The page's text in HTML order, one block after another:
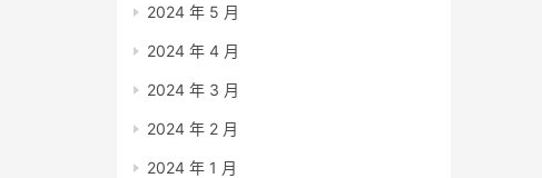
2024 年 5 月
2024 年 4 月
2024 年 3 月
2024 年 2 月
2024 年 1 月